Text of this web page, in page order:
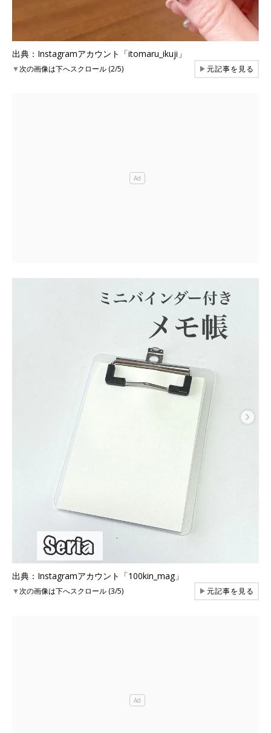
出典：Instagramアカウント「itomaru_ikuji」
▼次の画像は下へスクロール (2/5) ▶元記事を見る
出典：Instagramアカウント「100kin_mag」
▼次の画像は下へスクロール (3/5) ▶元記事を見る